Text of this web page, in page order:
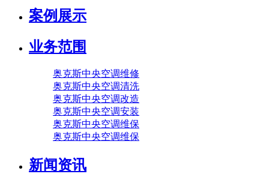
案例展示
业务范围
奥克斯中央空调维修
奥克斯中央空调清洗
奥克斯中央空调改造
奥克斯中央空调安装
奥克斯中央空调维保
奥克斯中央空调维保
新闻资讯